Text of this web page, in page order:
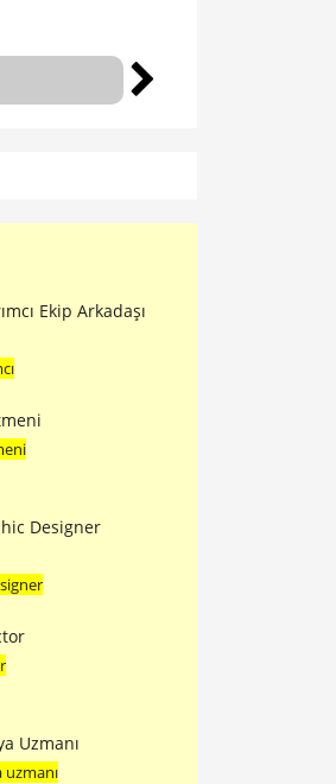
Ekip Arkadaşı
Designer
Uzmanı